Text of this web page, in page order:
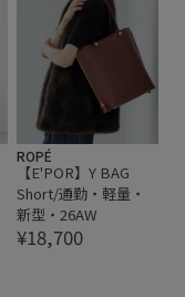
ROPÉ
【E'POR】Y BAG
Short/通勤・軽量・
新型・26AW
¥18,700